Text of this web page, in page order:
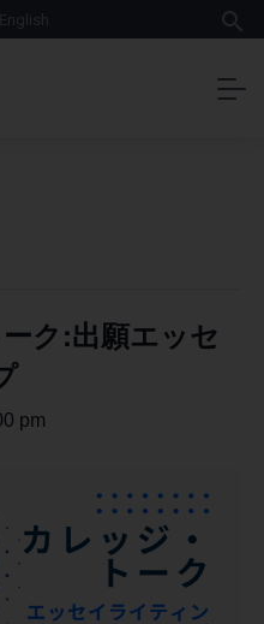
English
ク:出願エッセ
pm